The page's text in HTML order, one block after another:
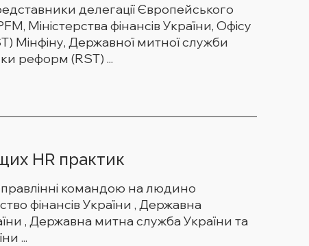
делегації Європейського
Міністерства фінансів України, Офісу
Мінфіну, Державної митної служби
реформ (RST) ...
HR практик
командою на людино
фінансів України , Державна
, Державна митна служба України та
...